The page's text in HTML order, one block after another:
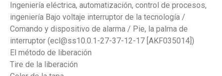
Ingeniería eléctrica, automatización, control de procesos,
ingeniería Bajo voltaje interruptor de la tecnología /
Comando y dispositivo de alarma / Pie, la palma de
interruptor (ecl@ss10.0.1-27-37-12-17 [AKF035014])
El método de liberación
Tire de la liberación